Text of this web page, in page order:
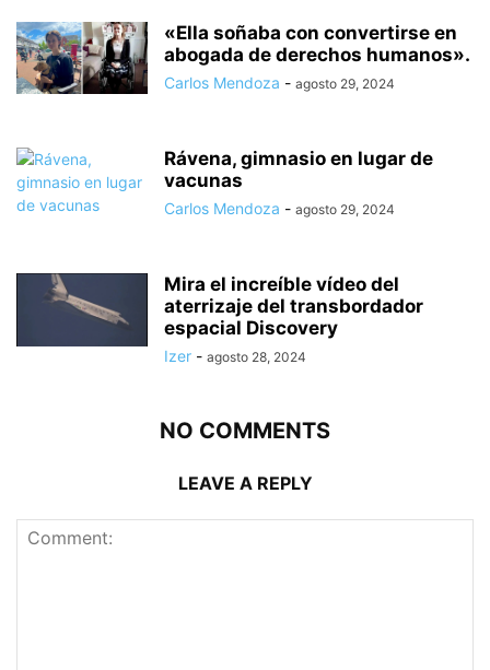
«Ella soñaba con convertirse en
abogada de derechos humanos».
Carlos Mendoza - agosto 29, 2024
Rávena, gimnasio en lugar de
vacunas
Carlos Mendoza - agosto 29, 2024
Mira el increíble vídeo del
aterrizaje del transbordador
espacial Discovery
Izer - agosto 28, 2024
NO COMMENTS
LEAVE A REPLY